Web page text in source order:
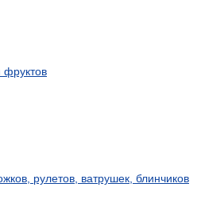
фруктов
рулетов, ватрушек, блинчиков